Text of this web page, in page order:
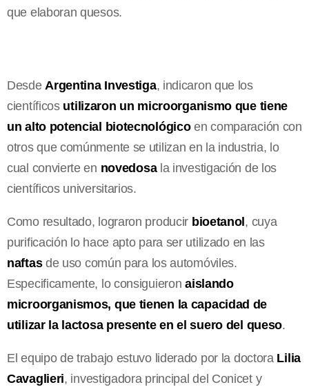
que elaboran quesos.
Desde Argentina Investiga, indicaron que los
científicos utilizaron un microorganismo que tiene
un alto potencial biotecnológicoen comparación con
otros que comúnmente se utilizan en la industria, lo
cual convierte en novedosala investigación de los
científicos universitarios.
Como resultado, lograron producir bioetanol, cuya
purificación lo hace apto para ser utilizado en las
naftasde uso común para los automóviles.
Especificamente, lo consiguieronaislando
microorganismos, que tienen la capacidad de
utilizar la lactosa presente en el suero del queso.
El equipo de trabajo estuvo liderado por la doctora Lilia
Cavaglieri, investigadora principal del Conicet y